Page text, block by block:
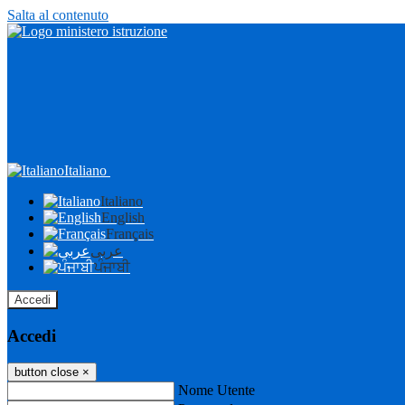
Salta al contenuto
Italiano
Italiano
English
Français
عربى
ਪੰਜਾਬੀ
Accedi
Accedi
button close ×
Nome Utente